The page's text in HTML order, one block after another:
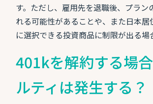
す。ただし、雇用先を退職後、プラン
れる可能性があることや、また日本居
に選択できる投資商品に制限が出る場
401kを解約する場
ルティは発生する？